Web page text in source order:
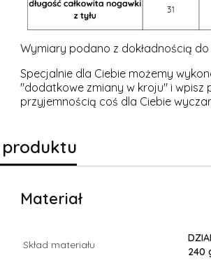
Wymiary podano z dokładnością
Specjalnie dla Ciebie możemy
"dodatkowe zmiany w kroju" i wpisz
przyjemnością coś dla Ciebie
produktu
Materiał
Skład materiału
240